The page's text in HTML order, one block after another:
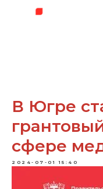
В Югре
сфере
2024-07-01 15:40